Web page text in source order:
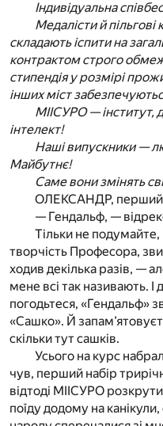
Індивідуальна
Медалісти й пільгові
складають іспити на
контрактом строго
стипендія у розмірі
інших міст
МІІСУРО — інститут,
інтелект!
Наші випускники —
Майбутнє!
Саме вони змінять
ОЛЕКСАНДР, перший
— Гендальф, —
Тільки не
творчість Професора,
ходив декілька разів, —
мене всі так називають. І
погодьтеся, «Гендальф»
«Сашко». Й
скільки тут сашків.
Усього на курс
чув, перший набір
відтоді МІІСУРО
поїду додому на